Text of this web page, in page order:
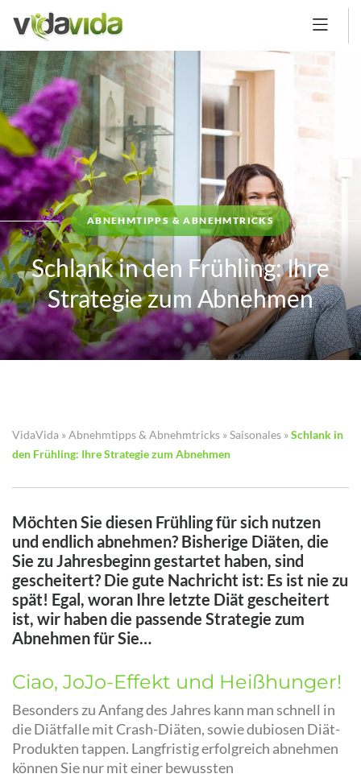
ABNEHMTIPPS & ABNEHMTRICKS
Schlank in den Frühling: Ihre
Strategie zum Abnehmen
VidaVida »Abnehmtipps & Abnehmtricks »Saisonales »Schlank in
den Frühling: Ihre Strategie zum Abnehmen
Möchten Sie diesen Frühling für sich nutzen
und endlich abnehmen? Bisherige Diäten, die
Sie zu Jahresbeginn gestartet haben, sind
gescheitert? Die gute Nachricht ist: Es ist nie zu
spät! Egal, woran Ihre letzte Diät gescheitert
ist, wir haben die passende Strategie zum
Abnehmen für Sie…
Ciao, JoJo-Effekt und Heißhunger!
Besonders zu Anfang des Jahres kann man schnell in
die Diätfalle mit Crash-Diäten, sowie dubiosen Diät-
Produkten tappen. Langfristig erfolgreich abnehmen
können Sie nur mit einer bewussten